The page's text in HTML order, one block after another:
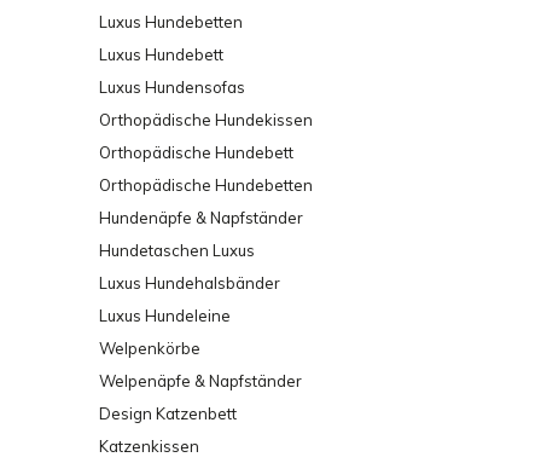
Flecken können durch vorsichtiges Tupfen mit
werden. Bitte verwende keine scharfen
Beschädigung zu vermeiden. Bei Bedarf lässt
Wasser per Hand reinigen. Bitte nicht in den
Luxus Hundebetten
Luxus Hundebett
Luxus Hundensofas
Orthopädische Hundekissen
Orthopädische Hundebett
Orthopädische Hundebetten
Hundenäpfe & Napfständer
Hundetaschen Luxus
Luxus Hundehalsbänder
Luxus Hundeleine
Welpenkörbe
Welpenäpfe & Napfständer
Design Katzenbett
Katzenkissen